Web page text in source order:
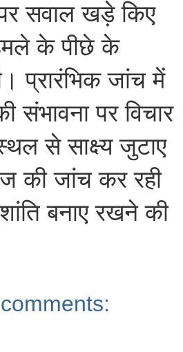
पर सवाल खड़े किए
के पीछे के
प्रारंभिक जांच में
संभावना पर विचार
से साक्ष्य जुटाए
की जांच कर रही
बनाए रखने की